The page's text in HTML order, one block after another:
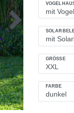
GRÖSSE
FARBE